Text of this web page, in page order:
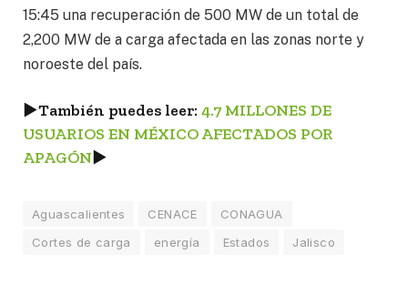
15:45 una recuperación de 500 MW de un total de
2,200 MW de a carga afectada en las zonas norte y
noroeste del país.
►También puedes leer: 4.7 MILLONES DE
USUARIOS EN MÉXICO AFECTADOS POR
APAGÓN►
Aguascalientes CENACE
CONAGUA
Cortes de carga
energía Estados Jalisco